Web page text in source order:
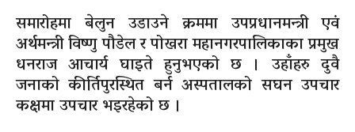
समारोहमा बेलुन उडाउने क्रममा उपप्रधानमन्त्री एवं
अर्थमन्त्री विष्णु पौडेल र पोखरा महानगरपालिकाका प्रमुख
धनराज आचार्य घाइते हुनुभएको छ । उहाँहरु दुवै
जनाको कीर्तिपुरस्थित बर्न अस्पतालको सघन उपचार
कक्षमा उपचार भइरहेको छ ।